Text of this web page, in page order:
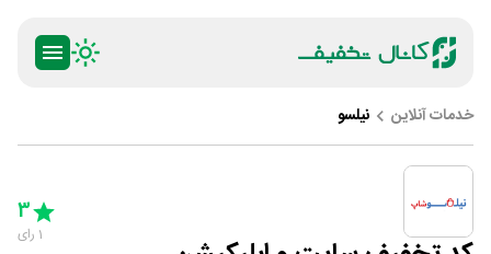
خدمات آنلاین نیلسو
5 Stars
3
1 رای